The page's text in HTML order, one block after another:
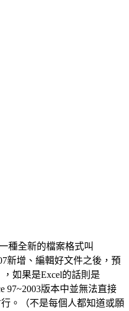
種全新的檔案格式叫
新增、編輯好文件之後，預
，如果是Excel的話則是
97~2003版本中並無法直接
。（不是每個人都知道或願